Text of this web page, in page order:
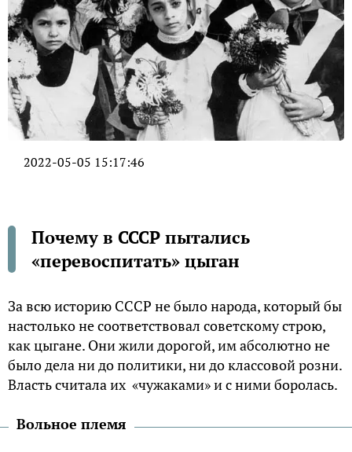
2022-05-05 15:17:46
Почему в СССР пытались
«перевоспитать» цыган
За всю историю СССР не было народа, который бы
настолько не соответствовал советскому строю,
как цыгане. Они жили дорогой, им абсолютно не
было дела ни до политики, ни до классовой розни.
Власть считала их «чужаками» и с ними боролась.
Вольное племя